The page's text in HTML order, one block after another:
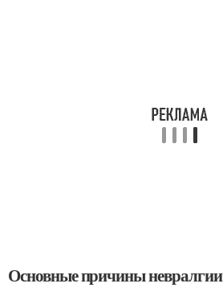
Основные причины невралгии